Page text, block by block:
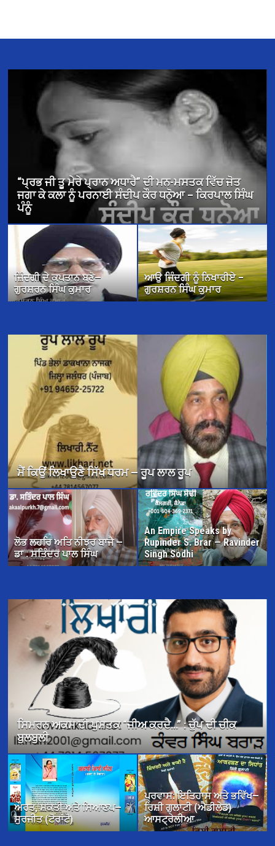
ਪ੍ਰਮੁੱਖ ਪਰਵਾਸੀ ਸਰੋਕਾਰ ਤੇ ਬਰਤਾਨਵੀ ਪੰਜਾਬੀ ਕਹਾਣੀ – ਡਾ.
ਪ੍ਰੀਤਮ ਸਿੰਘ ਕੈਂਬੋ
ਜ਼ਿੰਦਗੀ ਦੇ ਕਪਤਾਨ ਬਣੋ—
ਗੁਰਸ਼ਰਨ ਸਿੰਘ ਕੁਮਾਰ
ਆਉ ਜਿੰਦਗੀ ਨੂੰ ਨਿਖਾਰੀਏ –
ਗੁਰਸ਼ਰਨ ਸਿੰਘ ਕੁਮਾਰ
ਜਦੋਂ ਅਸੀਂ ਫੁੱਲਾਂ ਦੇ ਰੰਗਾਂ ਵਿੱਚ ਰੰਗੇ ਗਏ — ਉਜਾਗਰ ਸਿੰਘ
ਲੋਭ ਲਹਰਿ ਅਤਿ ਨੀਝਰ ਬਾਜੈ —
ਡਾ . ਸਤਿੰਦਰ ਪਾਲ ਸਿੰਘ
An Empire Speaks by
Rupinder S. Brar — Ravinder
Singh Sodhi
ਡਾ. ਗੁਰਦੇਵ ਸਿੰਘ ਘਣਗਸ ਦੀ ਕਵਿਤਾ ਪ੍ਰੇਰਨਾ ਤੇ ਉਤਸ਼ਾਹ
ਜਗਾਉਂਦੀ ਹੈ—ਡਾ: ਪ੍ਰੀਤਮ ਸਿੰਘ ਕੈਂਬੋ
ਔਰਤ, ਸ਼ਕਤੀ ਅਤੇ ਸਿਆਣਪ—
ਸੁਰਜੀਤ (ਟੋਰਾਂਟੋ)
ਪ੍ਰਵਾਸ: ਇਤਿਹਾਸ ਅਤੇ ਭਵਿੱਖ—
ਰਿਸ਼ੀ ਗੁਲਾਟੀ (ਐਡੀਲੇਡ)
ਆਸਟ੍ਰੇਲੀਆ